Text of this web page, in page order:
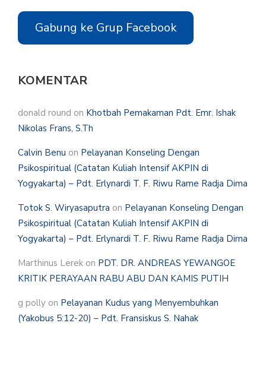
Gabung ke Grup Facebook
KOMENTAR
donald round on Khotbah Pemakaman Pdt. Emr. Ishak
Nikolas Frans, S.Th
Calvin Benu on Pelayanan Konseling Dengan
Psikospiritual (Catatan Kuliah Intensif AKPIN di
Yogyakarta) – Pdt. Erlynardi T. F. Riwu Rame Radja Dima
Totok S. Wiryasaputra on Pelayanan Konseling Dengan
Psikospiritual (Catatan Kuliah Intensif AKPIN di
Yogyakarta) – Pdt. Erlynardi T. F. Riwu Rame Radja Dima
Marthinus Lerek on PDT. DR. ANDREAS YEWANGOE
KRITIK PERAYAAN RABU ABU DAN KAMIS PUTIH
g polly on Pelayanan Kudus yang Menyembuhkan
(Yakobus 5:12-20) – Pdt. Fransiskus S. Nahak